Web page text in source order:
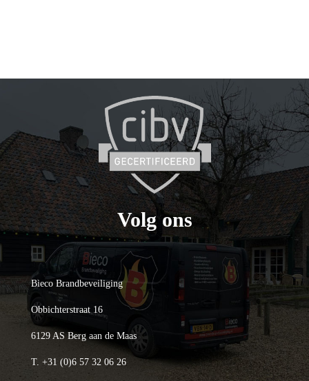
Volg ons
Bieco Brandbeveiliging
Obbichterstraat 16
6129 AS Berg aan de Maas
T. +31 (0)6 57 32 06 26